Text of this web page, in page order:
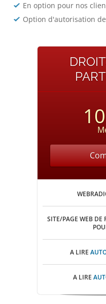
En option pour nos
Option d'autorisation
SITE/PAGE WEB DE
A LIRE
A LIRE